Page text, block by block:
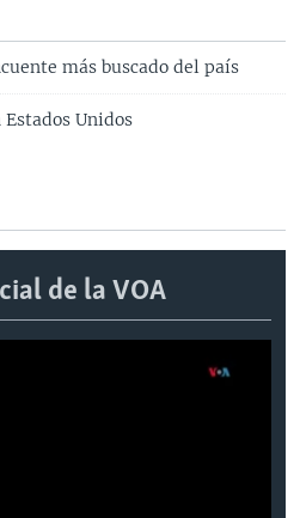
más buscado del país
Unidos
de la VOA